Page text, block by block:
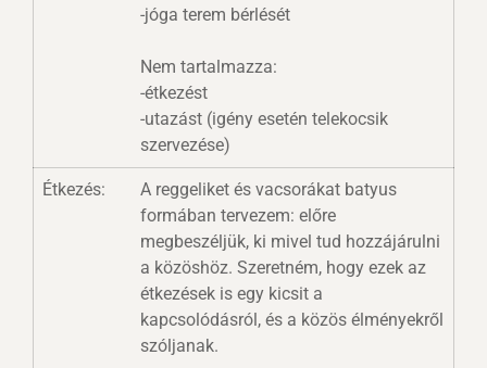
-jóga terem bérlését
Nem tartalmazza:
-étkezést
-utazást (igény esetén telekocsik
szervezése)
Étkezés:
A reggeliket és vacsorákat batyus
formában tervezem: előre
megbeszéljük, ki mivel tud hozzájárulni
a közöshöz. Szeretném, hogy ezek az
étkezések is egy kicsit a
kapcsolódásról, és a közös élményekről
szóljanak.